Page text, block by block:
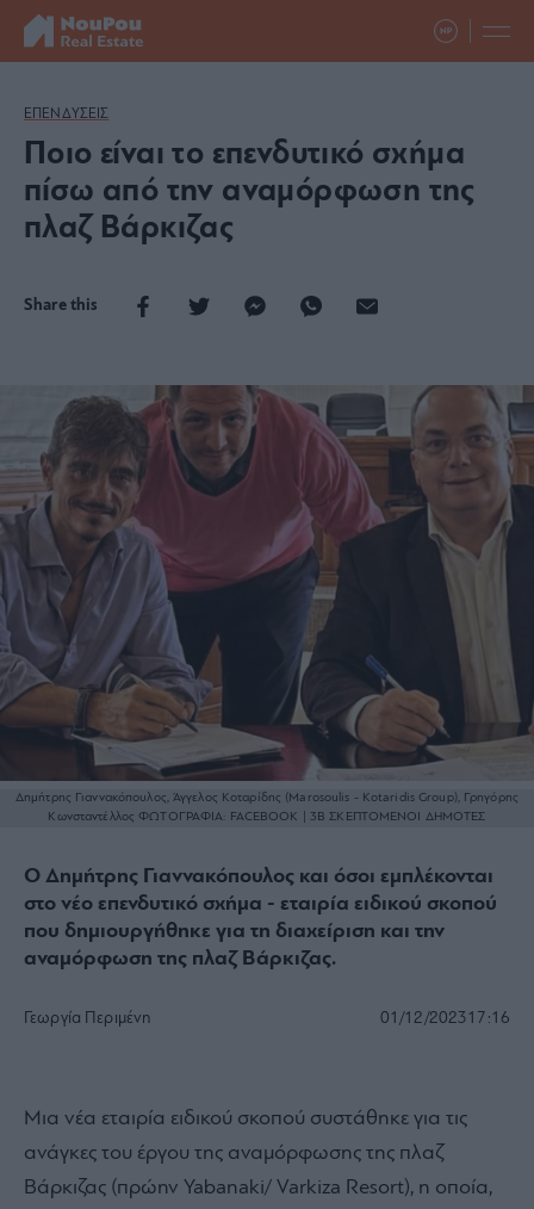
ΕΠΕΝΔΥΣΕΙΣ
Ποιο είναι το επενδυτικό σχήμα
πίσω από την αναμόρφωση της
πλαζ Βάρκιζας
Share this
Δημήτρης Γιαννακόπουλος, Άγγελος Κοταρίδης (Marosoulis - Kotaridis Group), Γρηγόρης
Κωνσταντέλλος ΦΩΤΟΓΡΑΦΙΑ: FACEBOOK | 3B ΣΚΕΠΤΟΜΕΝΟΙ ΔΗΜΟΤΕΣ
Ο Δημήτρης Γιαννακόπουλος και όσοι εμπλέκονται
στο νέο επενδυτικό σχήμα - εταιρία ειδικού σκοπού
που δημιουργήθηκε για τη διαχείριση και την
αναμόρφωση της πλαζ Βάρκιζας.
Γεωργία Περιμένη 01/12/202317:16
Μια νέα εταιρία ειδικού σκοπού συστάθηκε για τις
ανάγκες του έργου της αναμόρφωσης της πλαζ
Βάρκιζας (πρώην Yabanaki/ Varkiza Resort), η οποία,